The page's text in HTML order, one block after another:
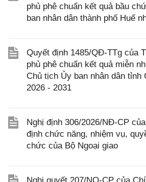
phủ phê chuẩn kết quả bầu
ban nhân dân thành phố Huế
Quyết định 1485/QĐ-TTg của
phủ phê chuẩn kết quả miễn
Chủ tịch Ủy ban nhân dân tỉnh
2026 - 2031
Nghị định 306/2026/NĐ-CP
định chức năng, nhiệm vụ,
chức của Bộ Ngoại giao